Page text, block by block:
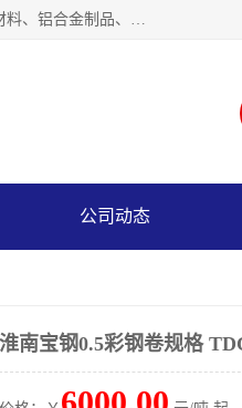
上海轩本实业有限公司成立于2017年，注册地位于上海市宝山区。经营范围包括金属材料、五金交电、建筑材料、铝合金制品、机械设备、电线电缆、装潢材料等；公司主营产品：宝钢彩钢板、宝钢彩钢卷、宝钢彩涂板、宝钢彩涂卷、宝钢高耐候彩钢板，宝钢氟碳彩钢板。是一家集钢铁贸易，物流、加工为一体的产业全配套公司。
公司动态
淮南宝钢0.5彩钢卷规格